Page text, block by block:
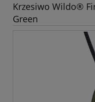
Krzesiwo Wildo®
Green